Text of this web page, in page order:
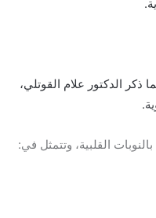
الدكتور علام القوتلي،
القلبية، وتتمثل في: